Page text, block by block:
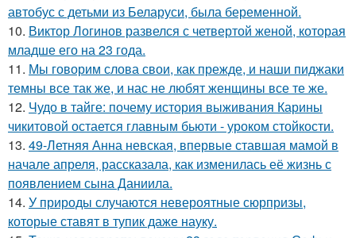
автобус с детьми из Беларуси, была беременной.
10. Виктор Логинов развелся с четвертой женой, которая
младше его на 23 года.
11. Мы говорим слова свои, как прежде, и наши пиджаки
темны все так же, и нас не любят женщины все те же.
12. Чудо в тайге: почему история выживания Карины
чикитовой остается главным бьюти - уроком стойкости.
13. 49-Летняя Анна невская, впервые ставшая мамой в
начале апреля, рассказала, как изменилась её жизнь с
появлением сына Даниила.
14. У природы случаются невероятные сюрпризы,
которые ставят в тупик даже науку.